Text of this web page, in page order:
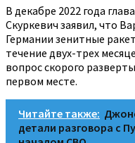
В декабре 2022 года
Скуркевич заявил, что
Германии зенитные
течение двух-трех
вопрос скорого
первом месте.
Читайте также:
детали разговора с